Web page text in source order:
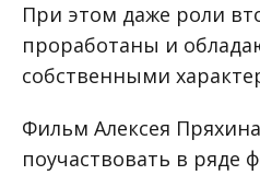
При этом даже роли
проработаны и
собственными
Фильм Алексея
поучаствовать в ряде